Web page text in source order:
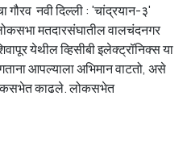
नवी दिल्ली : 'चांद्रयान-३'
मतदारसंघातील वालचंदनगर
येथील व्हिसीबी इलेक्ट्रॉनिक्स या
आपल्याला अभिमान वाटतो, असे
काढले. लोकसभेत